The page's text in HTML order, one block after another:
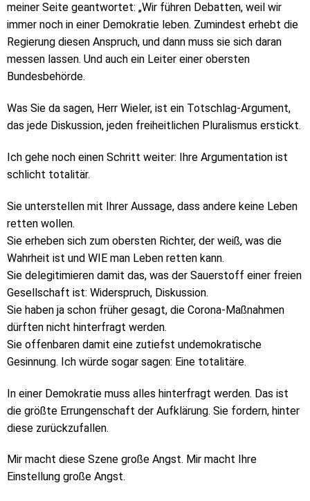
meiner Seite geantwortet: „Wir führen Debatten, weil wir
immer noch in einer Demokratie leben. Zumindest erhebt die
Regierung diesen Anspruch, und dann muss sie sich daran
messen lassen. Und auch ein Leiter einer obersten
Bundesbehörde.
Was Sie da sagen, Herr Wieler, ist ein Totschlag-Argument,
das jede Diskussion, jeden freiheitlichen Pluralismus erstickt.
Ich gehe noch einen Schritt weiter: Ihre Argumentation ist
schlicht totalitär.
Sie unterstellen mit Ihrer Aussage, dass andere keine Leben
retten wollen.
Sie erheben sich zum obersten Richter, der weiß, was die
Wahrheit ist und WIE man Leben retten kann.
Sie delegitimieren damit das, was der Sauerstoff einer freien
Gesellschaft ist: Widerspruch, Diskussion.
Sie haben ja schon früher gesagt, die Corona-Maßnahmen
dürften nicht hinterfragt werden.
Sie offenbaren damit eine zutiefst undemokratische
Gesinnung. Ich würde sogar sagen: Eine totalitäre.
In einer Demokratie muss alles hinterfragt werden. Das ist
die größte Errungenschaft der Aufklärung. Sie fordern, hinter
diese zurückzufallen.
Mir macht diese Szene große Angst. Mir macht Ihre
Einstellung große Angst.